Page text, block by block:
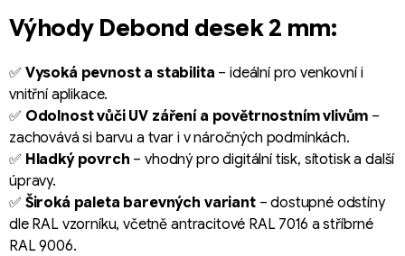
v
y
v
ý
p
i
s
u
Výhody Debond desek 2 mm:
✅ Vysoká pevnost a stabilita – ideální pro venkovní i
vnitřní aplikace.
✅ Odolnost vůči UV záření a povětrnostním vlivům –
zachovává si barvu a tvar i v náročných podmínkách.
✅ Hladký povrch – vhodný pro digitální tisk, sítotisk a další
úpravy.
✅ Široká paleta barevných variant– dostupné odstíny
dle RAL vzorníku, včetně antracitové RAL 7016 a stříbrné
RAL 9006.